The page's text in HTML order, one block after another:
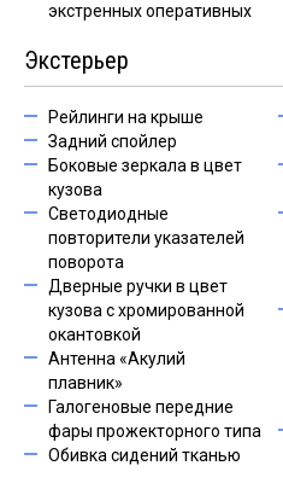
экстренных оперативных
Экстерьер
Рейлинги на крыше
Задний спойлер
Боковые зеркала в цвет
кузова
Светодиодные
повторители указателей
поворота
Дверные ручки в цвет
кузова с хромированной
окантовкой
Антенна «Акулий
плавник»
Галогеновые передние
фары прожекторного типа
Обивка сидений тканью